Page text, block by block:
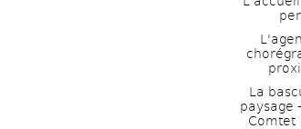
La
paysage
Comtet